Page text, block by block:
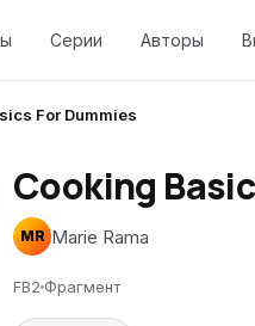
Серии Авторы
For Dummies
Cooking
MR Marie Rama
FB2 Фрагмент